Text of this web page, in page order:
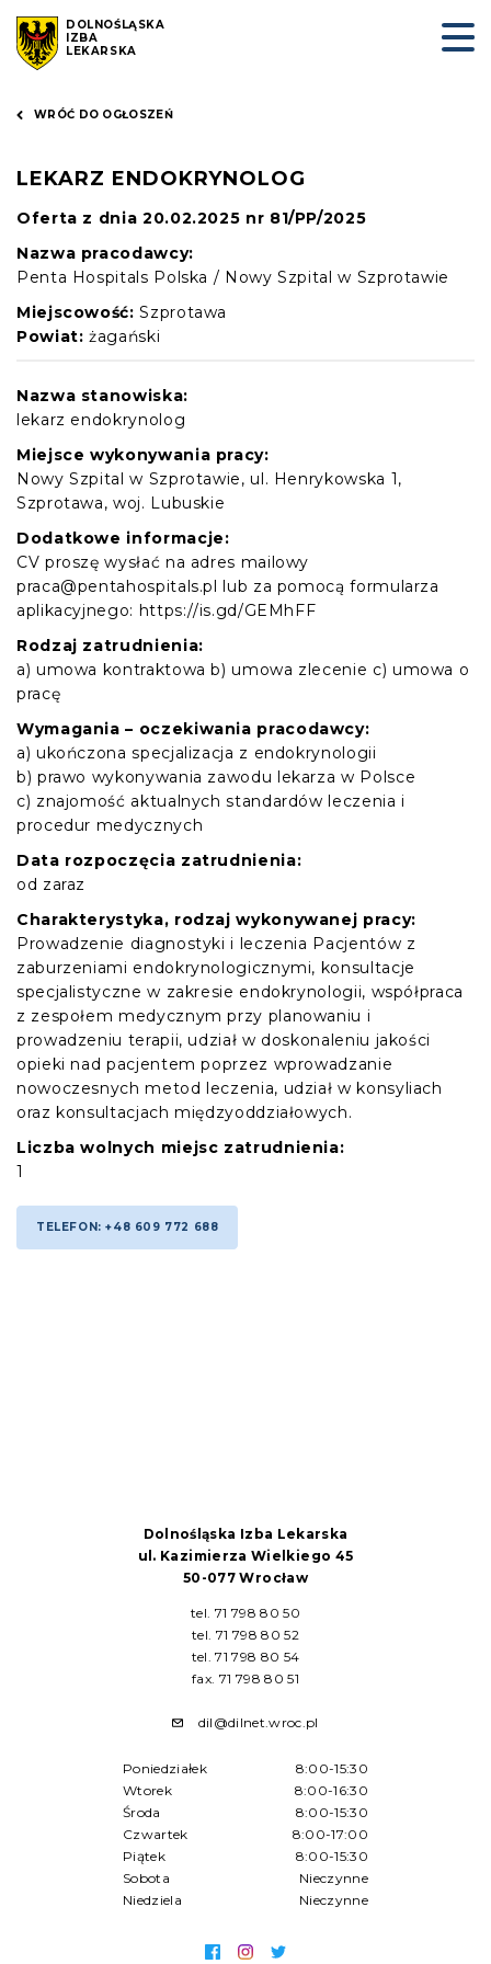
DOLNOŚLĄSKA
IZBA
LEKARSKA
WRÓĆ DO OGŁOSZEŃ
LEKARZ ENDOKRYNOLOG
Oferta z dnia 20.02.2025 nr 81/PP/2025
Nazwa pracodawcy:
Penta Hospitals Polska / Nowy Szpital w Szprotawie
Miejscowość: Szprotawa
Powiat: żagański
Nazwa stanowiska:
lekarz endokrynolog
Miejsce wykonywania pracy:
Nowy Szpital w Szprotawie, ul. Henrykowska 1,
Szprotawa, woj. Lubuskie
Dodatkowe informacje:
CV proszę wysłać na adres mailowy
praca@pentahospitals.pl lub za pomocą formularza
aplikacyjnego: https://is.gd/GEMhFF
Rodzaj zatrudnienia:
a) umowa kontraktowa b) umowa zlecenie c) umowa o
pracę
Wymagania – oczekiwania pracodawcy:
a) ukończona specjalizacja z endokrynologii
b) prawo wykonywania zawodu lekarza w Polsce
c) znajomość aktualnych standardów leczenia i
procedur medycznych
Data rozpoczęcia zatrudnienia:
od zaraz
Charakterystyka, rodzaj wykonywanej pracy:
Prowadzenie diagnostyki i leczenia Pacjentów z
zaburzeniami endokrynologicznymi, konsultacje
specjalistyczne w zakresie endokrynologii, współpraca
z zespołem medycznym przy planowaniu i
prowadzeniu terapii, udział w doskonaleniu jakości
opieki nad pacjentem poprzez wprowadzanie
nowoczesnych metod leczenia, udział w konsyliach
oraz konsultacjach międzyoddziałowych.
Liczba wolnych miejsc zatrudnienia:
1
TELEFON: +48 609 772 688
Dolnośląska Izba Lekarska
ul. Kazimierza Wielkiego 45
50-077 Wrocław
tel. 71 798 80 50
tel. 71 798 80 52
tel. 71 798 80 54
fax. 71 798 80 51
dil@dilnet.wroc.pl
Poniedziałek
8:00-15:30
Wtorek
8:00-16:30
Środa
8:00-15:30
Czwartek
8:00-17:00
Piątek
8:00-15:30
Sobota
Nieczynne
Niedziela
Nieczynne